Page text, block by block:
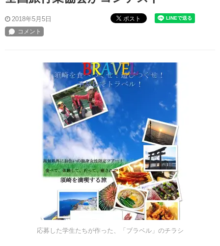
2018年5月5日 ポスト
応募した学生たちが作った、「ブラベル」のチラシ